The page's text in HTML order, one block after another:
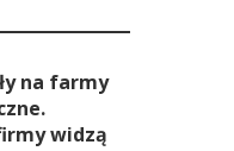
na farmy
widzą